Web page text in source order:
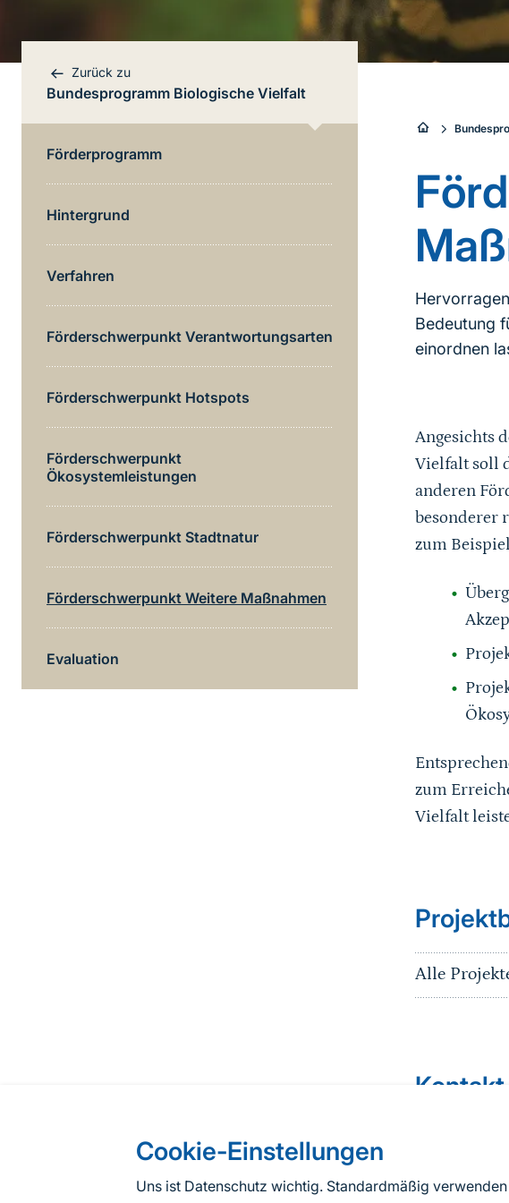
Cookie-Einstellungen
Uns ist Datenschutz wichtig. Standardmäßig
Direkt zur Hauptinhalte
Zurück zu
Bundesprogramm Biologische Vielfalt
Förderprogramm
Hintergrund
Verfahren
Förderschwerpunkt Verantwortungsarten
Förderschwerpunkt Hotspots
Förderschwerpunkt
Ökosystemleistungen
Förderschwerpunkt Stadtnatur
Förderschwerpunkt Weitere Maßnahmen
Evaluation
Sie
sind
hier:
Bedeutung
einordnen
Angesichts
Vielfalt soll
anderen
besonderer
zum
zum
Vielfalt
Alle
Kontakt
Vielfalt